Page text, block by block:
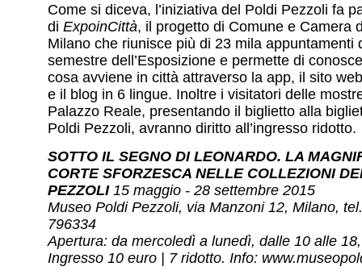
Come si diceva, l’iniziativa del Poldi Pezzoli fa
di ExpoinCittà, il progetto di Comune e Camera
Milano che riunisce più di 23 mila appuntamenti
semestre dell’Esposizione e permette di
cosa avviene in città attraverso la app, il sito
e il blog in 6 lingue. Inoltre i visitatori delle
Palazzo Reale, presentando il biglietto alla
Poldi Pezzoli, avranno diritto all’ingresso ridotto.
SOTTO IL SEGNO DI LEONARDO. LA
CORTE SFORZESCA NELLE COLLEZIONI
PEZZOLI 15 maggio - 28 settembre 2015
Museo Poldi Pezzoli, via Manzoni 12, Milano,
796334
Apertura: da mercoledì a lunedì, dalle 10 alle
Ingresso 10 euro | 7 ridotto. Info: